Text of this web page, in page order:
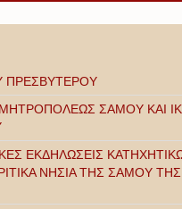
ΠΡΕΣΒΥΤΕΡΟΥ
ΣΑΜΟΥ ΚΑΙ
ΕΚΔΗΛΩΣΕΙΣ
ΝΗΣΙΑ ΤΗΣ ΣΑΜΟΥ ΤΗΣ